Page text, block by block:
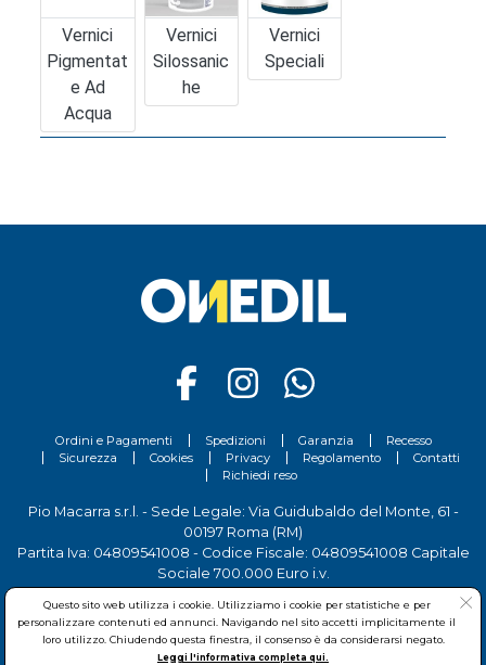
Vernici
Pigmentat
E Ad
Acqua
Vernici
Silossanic
He
Vernici
Speciali
Ordini e Pagamenti Spedizioni Garanzia
Recesso
Sicurezza
Cookies Privacy Regolamento
Contatti
Richiedi reso
Pio Macarra s.r.l. - Sede Legale: Via Guidubaldo del Monte, 61 -
00197 Roma (RM)
Partita Iva: 04809541008 - Codice Fiscale: 04809541008 Capitale
Sociale 700.000 Euro i.v.
- Sede Operativa: Via delle Imprese, 7 - 00030
Questo sito web utilizza i cookie. Utilizziamo i cookie per statistiche e per
personalizzare contenuti ed annunci. Navigando nel sito accetti implicitamente il
loro utilizzo. Chiudendo questa finestra, il consenso è da considerarsi negato.
Leggi l'informativa completa qui.